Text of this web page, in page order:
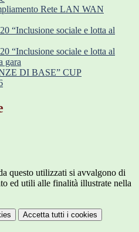
Rete LAN WAN
“Inclusione sociale e lotta al
“Inclusione sociale e lotta al
gara
DI BASE” CUP
questo utilizzati si avvalgono di
ed utili alle finalità illustrate nella
Accetta tutti i cookies